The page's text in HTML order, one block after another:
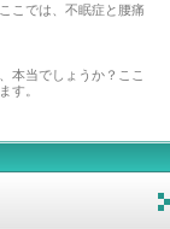
こでは、不眠症と腰痛
本当でしょうか？ここ
す。